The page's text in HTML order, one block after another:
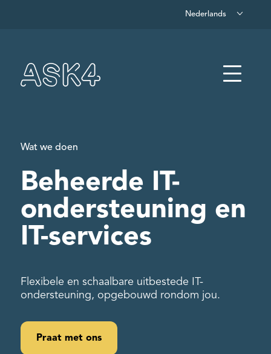
Nederlands
Menu
Wat we doen
Beheerde IT-
ondersteuning en
IT-services
Flexibele en schaalbare uitbestede IT-
ondersteuning, opgebouwd rondom jou.
Praat met ons